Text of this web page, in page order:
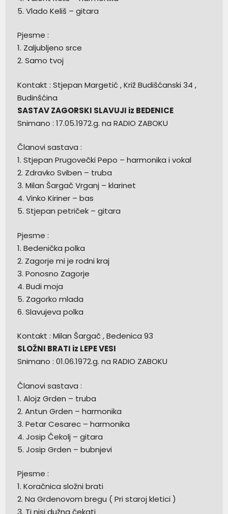
5. Vlado Keliš – gitara
Pjesme :
1. Zaljubljeno srce
2. Samo tvoj
Kontakt : Stjepan Margetić , Križ Budišćanski 34 ,
Budinšćina
SASTAV ZAGORSKI SLAVUJI iz BEDENICE
Snimano : 17.05.1972.g. na RADIO ZABOKU
Članovi sastava :
1. Stjepan Prugovečki Pepo – harmonika i vokal
2. Zdravko Sviben – truba
3. Milan Šargač Vrganj – klarinet
4. Vinko Kiriner – bas
5. Stjepan petriček – gitara
Pjesme :
1. Bedenička polka
2. Zagorje mi je rodni kraj
3. Ponosno Zagorje
4. Budi moja
5. Zagorko mlada
6. Slavujeva polka
Kontakt : Milan Šargač , Bedenica 93
SLOŽNI BRATI iz LEPE VESI
Snimano : 01.06.1972.g. na RADIO ZABOKU
Članovi sastava :
1. Alojz Grden – truba
2. Antun Grden – harmonika
3. Petar Cesarec – harmonika
4. Josip Čekolj – gitara
5. Josip Grden – bubnjevi
Pjesme :
1. Koračnica složni brati
2. Na Grdenovom bregu ( Pri staroj kletici )
3. Ti nisi dužna čekati